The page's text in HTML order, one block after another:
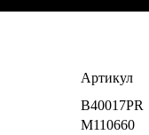
Артикул
B40017PR
M110660